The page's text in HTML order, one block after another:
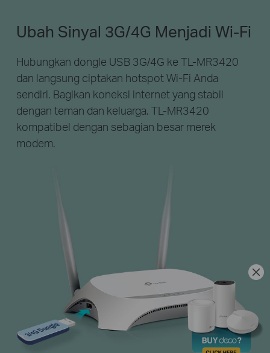
Ubah Sinyal 3G/4G Menjadi Wi-Fi
Hubungkan dongle USB 3G/4G ke TL-MR3420
dan langsung ciptakan hotspot Wi-Fi Anda
sendiri. Bagikan koneksi internet yang stabil
dengan teman dan keluarga. TL-MR3420
kompatibel dengan sebagian besar merek
modem.